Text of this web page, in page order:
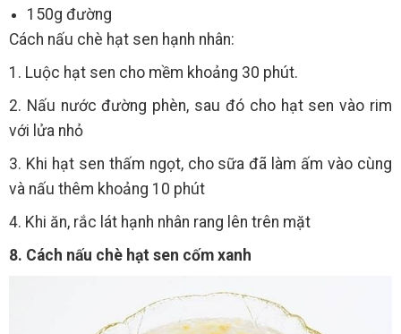
150g đường
Cách nấu chè hạt sen hạnh nhân:
1. Luộc hạt sen cho mềm khoảng 30 phút.
2. Nấu nước đường phèn, sau đó cho hạt sen vào rim
với lửa nhỏ
3. Khi hạt sen thấm ngọt, cho sữa đã làm ấm vào cùng
và nấu thêm khoảng 10 phút
4. Khi ăn, rắc lát hạnh nhân rang lên trên mặt
8. Cách nấu chè hạt sen cốm xanh